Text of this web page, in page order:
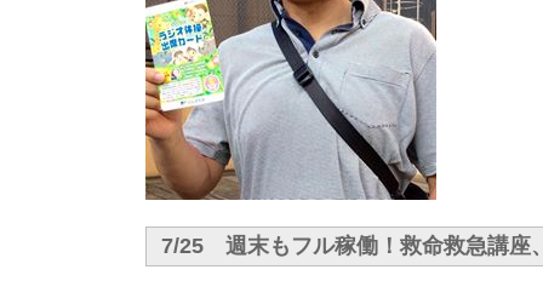
7/25 週末もフル稼働！救命救急